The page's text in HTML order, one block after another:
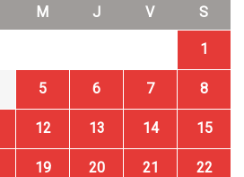
M J V S
1
5 6 7 8
12 13 14 15
19 20 21 22